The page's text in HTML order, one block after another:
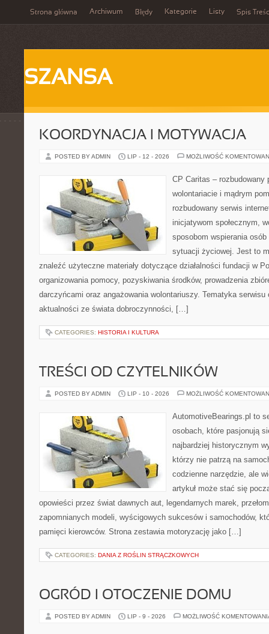
Strona główna Archiwum Błędy Kategorie Listy Spis
SZANSA
KOORDYNACJA I MOTYWACJA
POSTED BY ADMIN LIP - 12 - 2026 MOŻLIWOŚĆ
CP Caritas – rozbudowany
wolontariacie i mądrym
rozbudowany serwis
inicjatywom społecznym,
sposobom wspierania
sytuacji życiowej. Jest to
znaleźć użyteczne materiały dotyczące działalności fundacji w
organizowania pomocy, pozyskiwania środków, prowadzenia
darczyńcami oraz angażowania wolontariuszy. Tematyka
aktualności ze świata dobroczynności, […]
CATEGORIES: HISTORIA I KULTURA
TREŚCI OD CZYTELNIKÓW
POSTED BY ADMIN LIP - 10 - 2026 MOŻLIWOŚĆ
AutomotiveBearings.pl to
osobach, które pasjonują
najbardziej historycznym
którzy nie patrzą na
codzienne narzędzie, ale
artykuł może stać się
opowieści przez świat dawnych aut, legendarnych marek,
zapomnianych modeli, wyścigowych sukcesów i samochodów,
pamięci kierowców. Strona zestawia motoryzację jako […]
CATEGORIES: DANIA Z ROŚLIN STRĄCZKOWYCH
OGRÓD I OTOCZENIE DOMU
POSTED BY ADMIN LIP - 9 - 2026 MOŻLIWOŚĆ